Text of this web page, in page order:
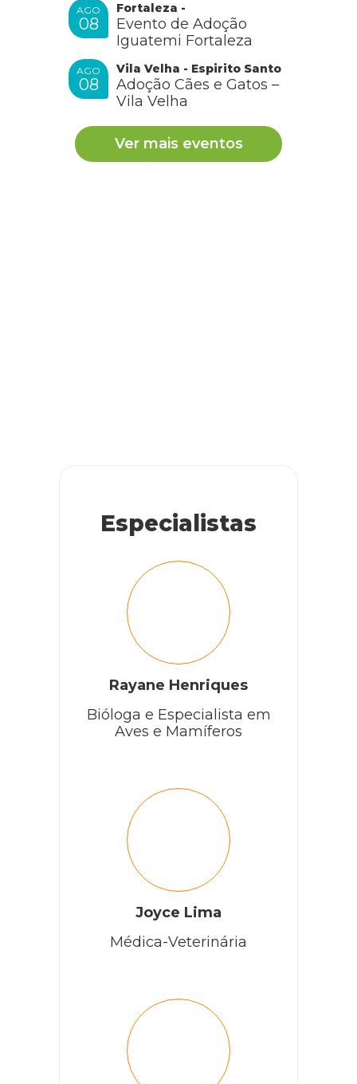
AGO
08
Fortaleza -
Evento de Adoção
Iguatemi Fortaleza
AGO
08
Vila Velha - Espirito Santo
Adoção Cães e Gatos –
Vila Velha
Ver mais eventos
Especialistas
Rayane Henriques
Bióloga e Especialista em
Aves e Mamíferos
Joyce Lima
Médica-Veterinária